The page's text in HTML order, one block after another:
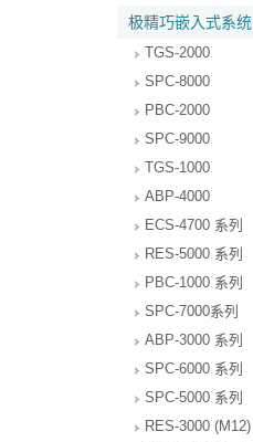
极精巧嵌入式系统
TGS-2000
SPC-8000
PBC-2000
SPC-9000
TGS-1000
ABP-4000
ECS-4700 系列
RES-5000 系列
PBC-1000 系列
SPC-7000系列
ABP-3000 系列
SPC-6000 系列
SPC-5000 系列
RES-3000 (M12)